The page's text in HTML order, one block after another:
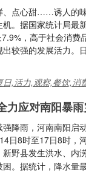
、点心甜……诱人的
。据国家统计局最
，高于社会消费
较强的发展活力。
日,活力,观察,餐饮,消
力应对南阳暴
降雨，河南南阳启
日8时至17日8时，
野县发生洪水、内
。据统计，降水量